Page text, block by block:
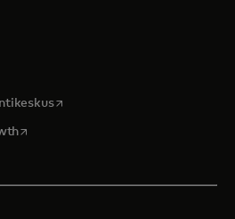
tab
in a new tab
in a new tab
opens in a new tab
opens in a new tab